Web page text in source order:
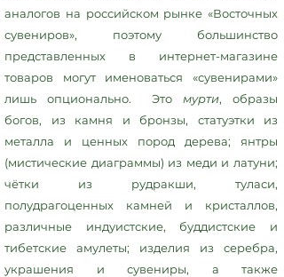
аналогов на российском рынке «Восточных
сувениров», поэтому большинство
представленных в интернет-магазине
товаров могут именоваться «сувенирами»
лишь опционально. Это мурти, образы
богов, из камня и бронзы, статуэтки из
металла и ценных пород дерева; янтры
(мистические диаграммы) из меди и латуни;
чётки из рудракши, туласи,
полудрагоценных камней и кристаллов,
различные индуистские, буддистские и
тибетские амулеты; изделия из серебра,
украшения и сувениры, а также